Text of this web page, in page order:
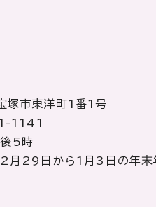
市東洋町1番1号
1141
後5時
月29日から1月3日の年末